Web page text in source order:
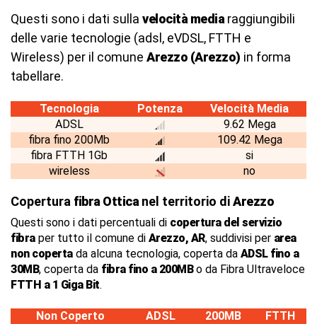
Questi sono i dati sulla velocità media raggiungibili
delle varie tecnologie (adsl, eVDSL, FTTH e
Wireless) per il comune Arezzo (Arezzo) in forma
tabellare.
Tecnologia Potenza
Velocità Media
ADSL
9.62 Mega
fibra fino 200Mb
109.42 Mega
fibra FTTH 1Gb
si
wireless
no
Copertura fibra Ottica nel territorio diArezzo
Questi sono i dati percentuali di copertura del servizio
fibraper tutto il comune di Arezzo, AR, suddivisi per area
non copertada alcuna tecnologia, coperta da ADSL fino a
30MB, coperta da fibra fino a 200MBo da Fibra Ultraveloce
FTTH a 1 Giga Bit.
Non Coperto ADSL 200MB
FTTH